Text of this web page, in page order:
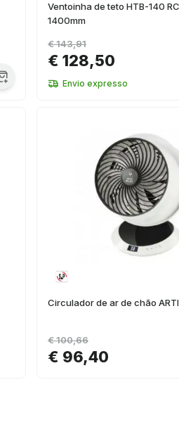
Ventoinha de teto HTB-140
1400mm
€ 128,50
€ 143,91
Envio expresso
Circulador de ar de chão
€ 96,40
€ 100,66